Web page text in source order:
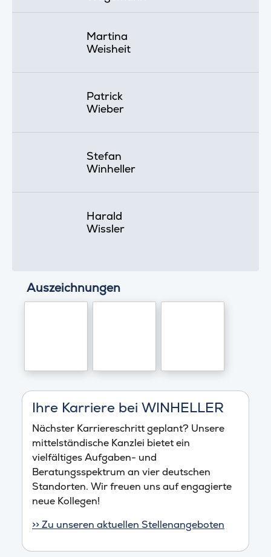
Martina
Weisheit
Patrick
Wieber
Stefan
Winheller
Harald
Wissler
Auszeichnungen
Ihre Karriere bei WINHELLER
Nächster Karriereschritt geplant? Unsere
mittelständische Kanzlei bietet ein
vielfältiges Aufgaben- und
Beratungsspektrum an vier deutschen
Standorten. Wir freuen uns auf engagierte
neue Kollegen!
>> Zu unseren aktuellen Stellenangeboten